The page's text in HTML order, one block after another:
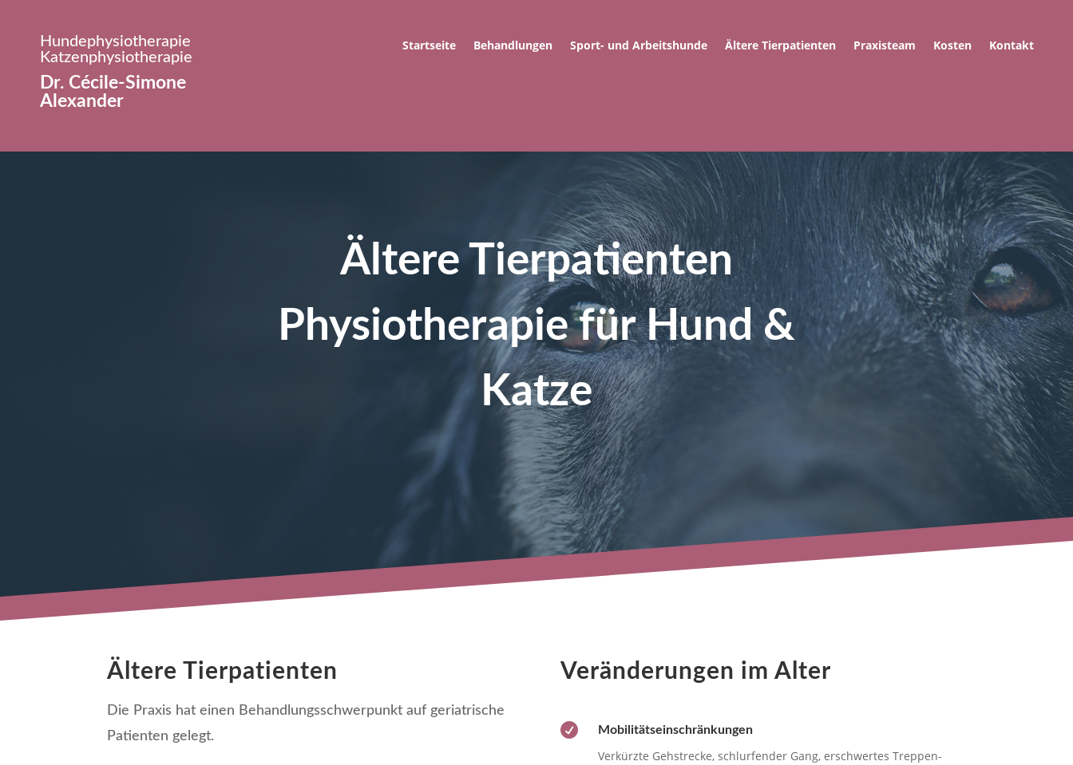
Hundephysiotherapie
Katzenphysiotherapie
Dr. Cécile-Simone
Alexander
Startseite Behandlungen Sport- und Arbeitshunde Ältere Tierpatienten Praxisteam Kosten Kontakt
Ältere Tierpatienten
Physiotherapie für Hund &
Katze
Ältere Tierpatienten
Die Praxis hat einen Behandlungs­schwerpunkt auf geriatrische
Patienten gelegt.
Veränderungen im Alter
 Mobilitäts­einschrän­kungen
Verkürzte Gehstrecke, schlur­fender Gang, erschwer­tes Treppen­